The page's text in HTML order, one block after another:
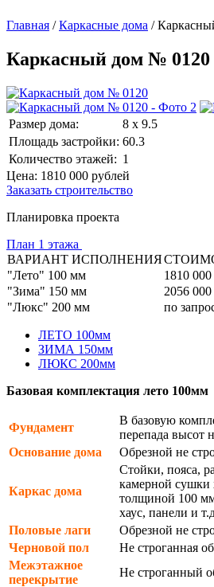
Главная /Каркасные дома /
Каркасный дом № 0120
Размер дома:
8 x 9.5
Площадь застройки: 60.3
Количество этажей: 1
Цена: 1810 000 рублей
Заказать строительство
Планировка проекта
План 1 этажа
ВАРИАНТ ИСПОЛНЕНИЯ
"Лето" 100 мм
1810 000
"Зима" 150 мм
2056 000
"Люкс" 200 мм
по
ЛЕТО 100мм
ЗИМА 150мм
ЛЮКС 200мм
Базовая комплектация лето 100мм
Фундамент
В базовую
перепада высот
Основание дома
Обрезной не
Каркас дома
Стойки, пояса,
камерной сушки
толщиной 100
хаус, панели и
Половые лаги
Обрезной не
Черновой пол
Не строганная
Межэтажное
перекрытие
Не строганный